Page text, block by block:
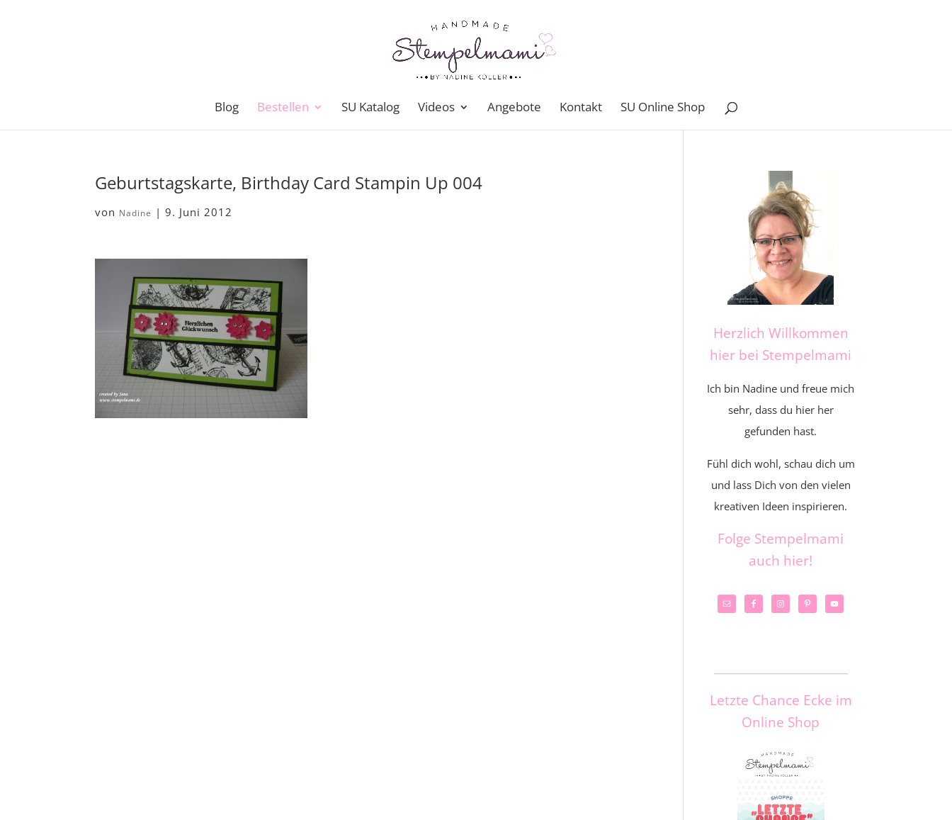
Blog Bestellen SU Katalog Videos Angebote Kontakt SU Online Shop
Geburtstagskarte, Birthday Card Stampin Up 004
von Nadine |9. Juni 2012
Herzlich Willkommen
hier bei Stempelmami
Ich bin Nadine und freue mich
sehr, dass du hier her
gefunden hast.
Fühl dich wohl, schau dich um
und lass Dich von den vielen
kreativen Ideen inspirieren.
Folge Stempelmami
auch hier!
Letzte Chance Ecke im
Online Shop